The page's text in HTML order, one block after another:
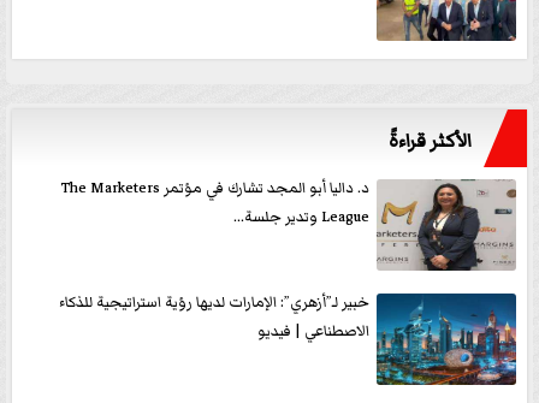
الأكثر قراءةً
د. داليا أبو المجد تشارك في مؤتمر The Marketers
League وتدير جلسة...
خبير لـ”أزهري”: الإمارات لديها رؤية استراتيجية للذكاء
الاصطناعي | فيديو